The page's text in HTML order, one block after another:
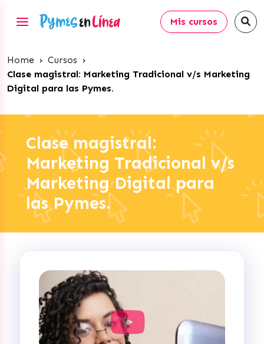
Mis cursos
Home › Cursos ›
Clase magistral: Marketing Tradicional v/s Marketing
Digital para las Pymes.
Clase magistral:
Marketing Tradicional v/s
Marketing Digital para
las Pymes.